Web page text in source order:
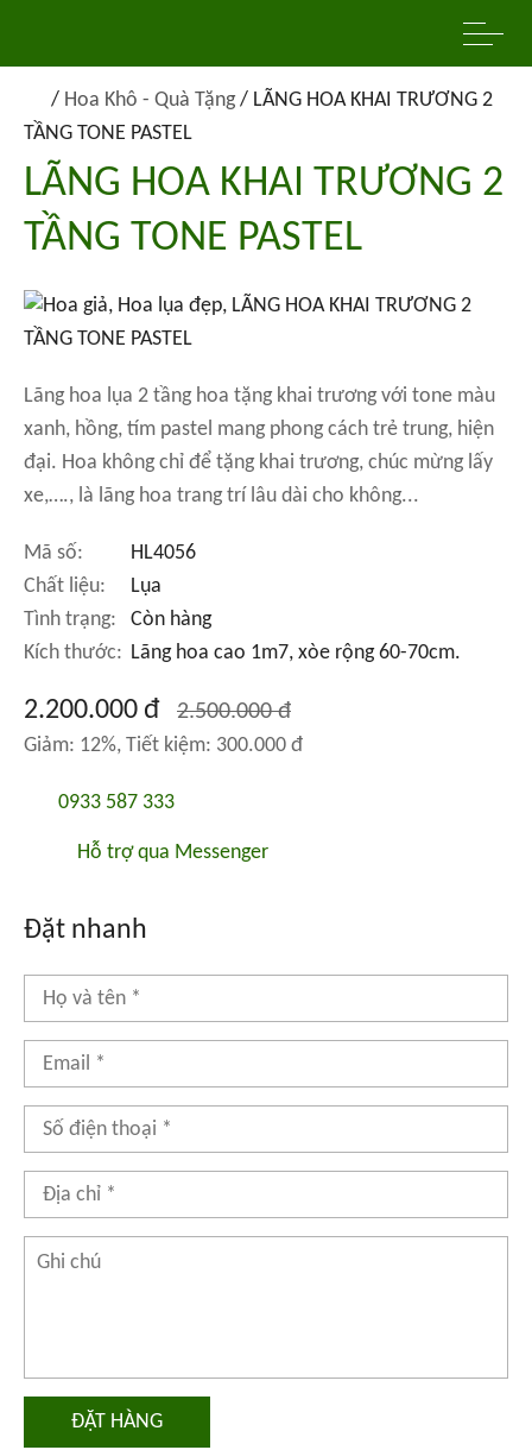
/ Hoa Khô - Quà Tặng / LÃNG HOA KHAI TRƯƠNG 2
TẦNG TONE PASTEL
LÃNG HOA KHAI TRƯƠNG 2
TẦNG TONE PASTEL
Lãng hoa lụa 2 tầng hoa tặng khai trương với tone màu
xanh, hồng, tím pastel mang phong cách trẻ trung, hiện
đại. Hoa không chỉ để tặng khai trương, chúc mừng lấy
xe,…., là lãng hoa trang trí lâu dài cho không...
Mã số:
HL4056
Chất liệu:
Lụa
Tình trạng:
Còn hàng
Kích thước: Lãng hoa cao 1m7, xòe rộng 60-70cm.
2.200.000 đ 2.500.000 đ
Giảm: 12%, Tiết kiệm: 300.000 đ
0933 587 333
Hỗ trợ qua Messenger
Đặt nhanh
ĐẶT HÀNG